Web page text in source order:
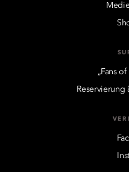
„Fans
Reservierung